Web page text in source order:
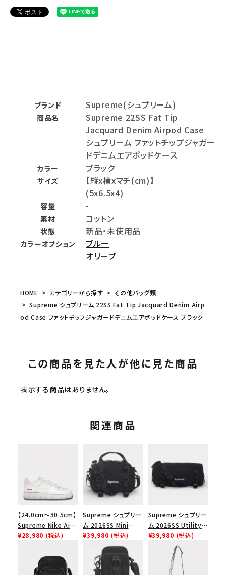
ブランド Supreme(シュプリーム)
商品名
Supreme 22SS Fat Tip
Jacquard Denim Airpod Case
シュプリーム ファットチップジャガー
ドデニムエアポッドケース
カラー ブラック
サイズ
【縦x横xマチ(cm)】
(5x6.5x4)
容量 -
素材 コットン
状態 新品・未使用品
カラーオプション
ブルー
オリーブ
HOME カテゴリーから探す
その他バッグ類
Supreme シュプリーム 22SS Fat Tip Jacquard Denim Airp
od Case ファットチップジャガードデニムエアポッドケース ブラック
この商品を見た人が他に見た商品
表示する商品はありません。
関連商品
【24.0cm～30.5cm】
Supreme Nike Air
Force 1 Low シュプ
ース１スニーカー シ
ューズ ホワイト
¥28,980 (税込)
Supreme シュプリー
ム 2026SS Mini
Duffle Bag ミニダッ
フルバッグ ブラック
¥39,980 (税込)
Supreme シュプリー
ム 2026SS Utility
Bag ユーティリティ
バッグ ブラック
¥39,980 (税込)